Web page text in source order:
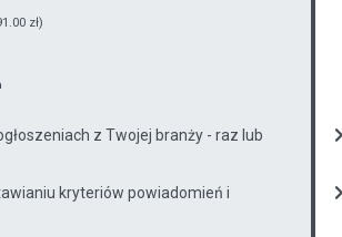
zł)
z Twojej branży - raz lub
kryteriów powiadomień i